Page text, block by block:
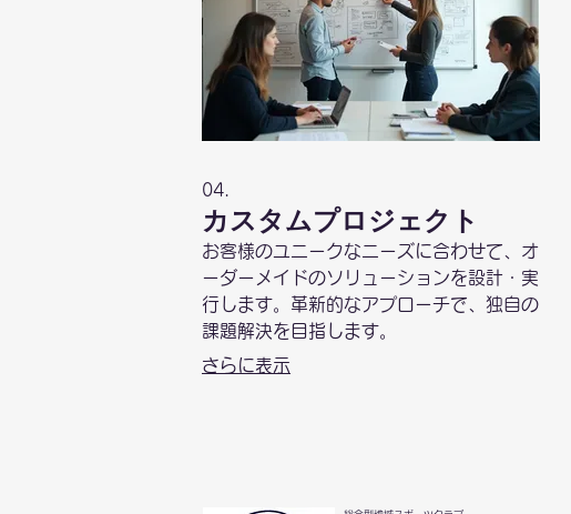
04.
カスタムプロジェクト
お客様のユニークなニーズに合わせて、オ
ーダーメイドのソリューションを設計・実
行します。革新的なアプローチで、独自の
課題解決を目指します。
さらに表示